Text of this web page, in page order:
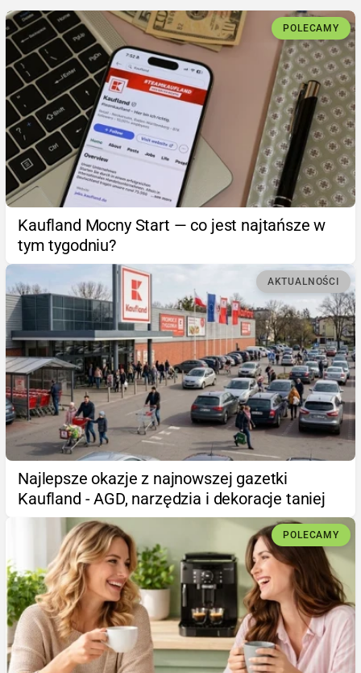
POLECAMY
Kaufland Mocny Start — co jest najtańsze w
tym tygodniu?
AKTUALNOŚCI
Najlepsze okazje z najnowszej gazetki
Kaufland - AGD, narzędzia i dekoracje taniej
POLECAMY